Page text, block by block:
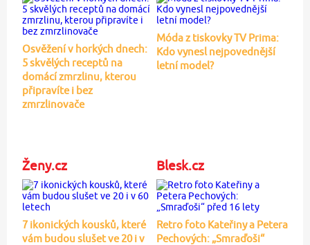
Osvěžení v horkých dnech:
5 skvělých receptů na
domácí zmrzlinu, kterou
připravíte i bez
zmrzlinovače
Móda z tiskovky TV Prima:
Kdo vynesl nejpovednější
letní model?
Ženy.cz
7 ikonických kousků, které
vám budou slušet ve 20 i v
Blesk.cz
Retro foto Kateřiny a Petera
Pechových: „Smraďoši“